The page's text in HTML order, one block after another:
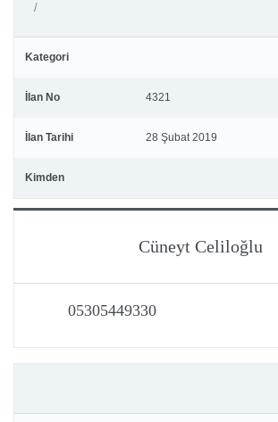
/
Kategori
İlan No 4321
İlan Tarihi 28 Şubat 2019
Kimden
Cüneyt Celiloğlu
05305449330